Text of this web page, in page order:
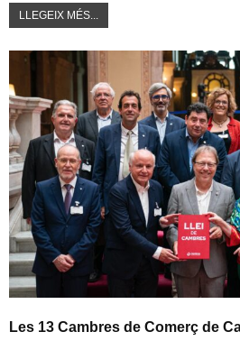
LLEGEIX MÉS...
Les 13 Cambres de Comerç de